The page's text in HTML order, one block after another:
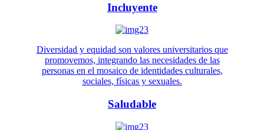
Incluyente
Diversidad y equidad son valores universitarios que
promovemos, integrando las necesidades de las
personas en el mosaico de identidades culturales,
sociales, físicas y sexuales.
Saludable